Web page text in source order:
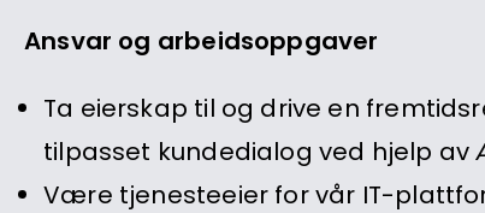
Ansvar og arbeidsoppgaver
Ta eierskap til og drive en
tilpasset kundedialog ved hjelp
Være tjenesteeier for vår IT-